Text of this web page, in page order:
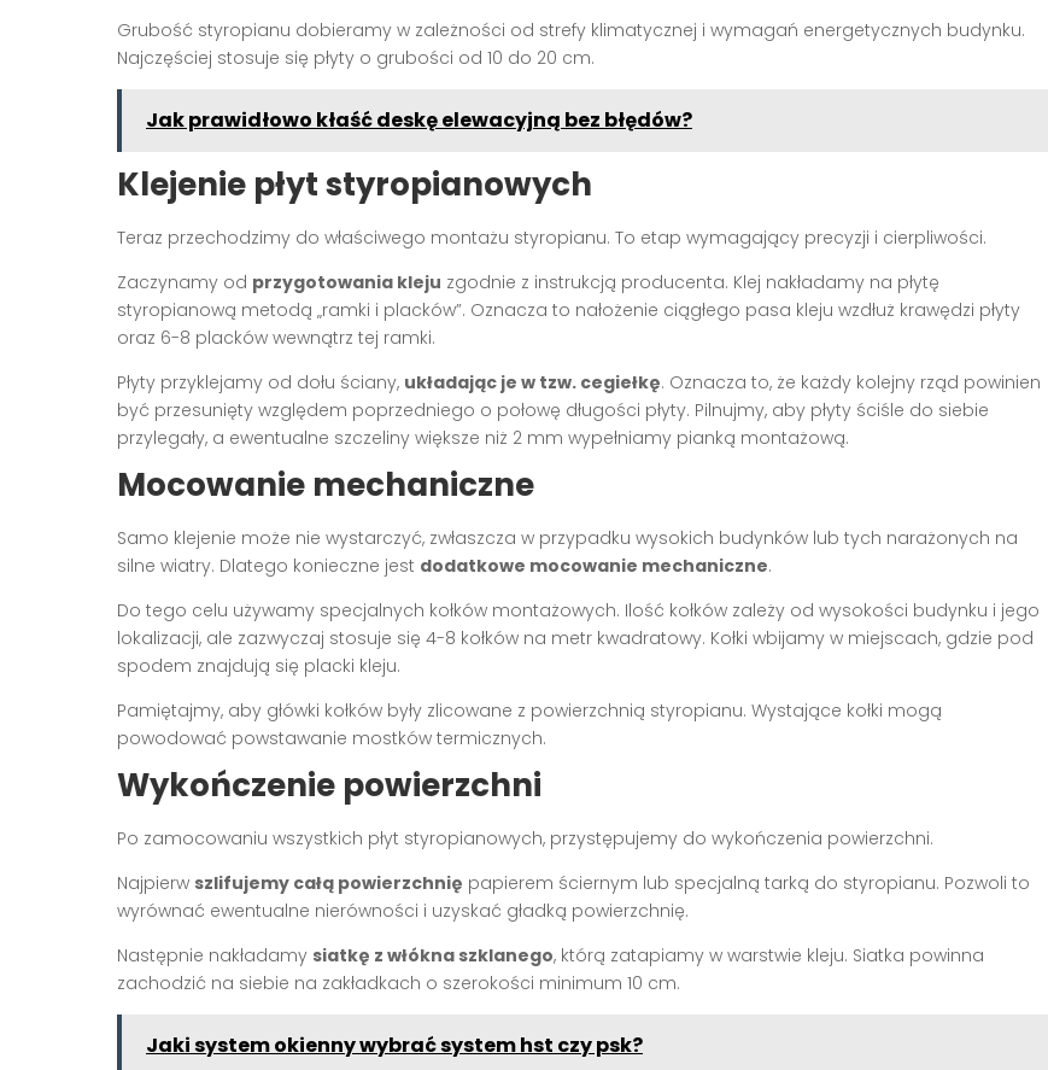
Grubość styropianu dobieramy w zależności od strefy klimatycznej i wymagań energetycznych budynku.
Najczęściej stosuje się płyty o grubości od 10 do 20 cm.
Jak prawidłowo kłaść deskę elewacyjną bez błędów?
Klejenie płyt styropianowych
Teraz przechodzimy do właściwego montażu styropianu. To etap wymagający precyzji i cierpliwości.
Zaczynamy od przygotowania kleju zgodnie z instrukcją producenta. Klej nakładamy na płytę
styropianową metodą „ramki i placków”. Oznacza to nałożenie ciągłego pasa kleju wzdłuż krawędzi płyty
oraz 6-8 placków wewnątrz tej ramki.
Płyty przyklejamy od dołu ściany, układając je w tzw. cegiełkę. Oznacza to, że każdy kolejny rząd powinien
być przesunięty względem poprzedniego o połowę długości płyty. Pilnujmy, aby płyty ściśle do siebie
przylegały, a ewentualne szczeliny większe niż 2 mm wypełniamy pianką montażową.
Mocowanie mechaniczne
Samo klejenie może nie wystarczyć, zwłaszcza w przypadku wysokich budynków lub tych narażonych na
silne wiatry. Dlatego konieczne jest dodatkowe mocowanie mechaniczne.
Do tego celu używamy specjalnych kołków montażowych. Ilość kołków zależy od wysokości budynku i jego
lokalizacji, ale zazwyczaj stosuje się 4-8 kołków na metr kwadratowy. Kołki wbijamy w miejscach, gdzie pod
spodem znajdują się placki kleju.
Pamiętajmy, aby główki kołków były zlicowane z powierzchnią styropianu. Wystające kołki mogą
powodować powstawanie mostków termicznych.
Wykończenie powierzchni
Po zamocowaniu wszystkich płyt styropianowych, przystępujemy do wykończenia powierzchni.
Najpierw szlifujemy całą powierzchnię papierem ściernym lub specjalną tarką do styropianu. Pozwoli to
wyrównać ewentualne nierówności i uzyskać gładką powierzchnię.
Następnie nakładamy siatkę z włókna szklanego, którą zatapiamy w warstwie kleju. Siatka powinna
zachodzić na siebie na zakładkach o szerokości minimum 10 cm.
Jaki system okienny wybrać system hst czy psk?